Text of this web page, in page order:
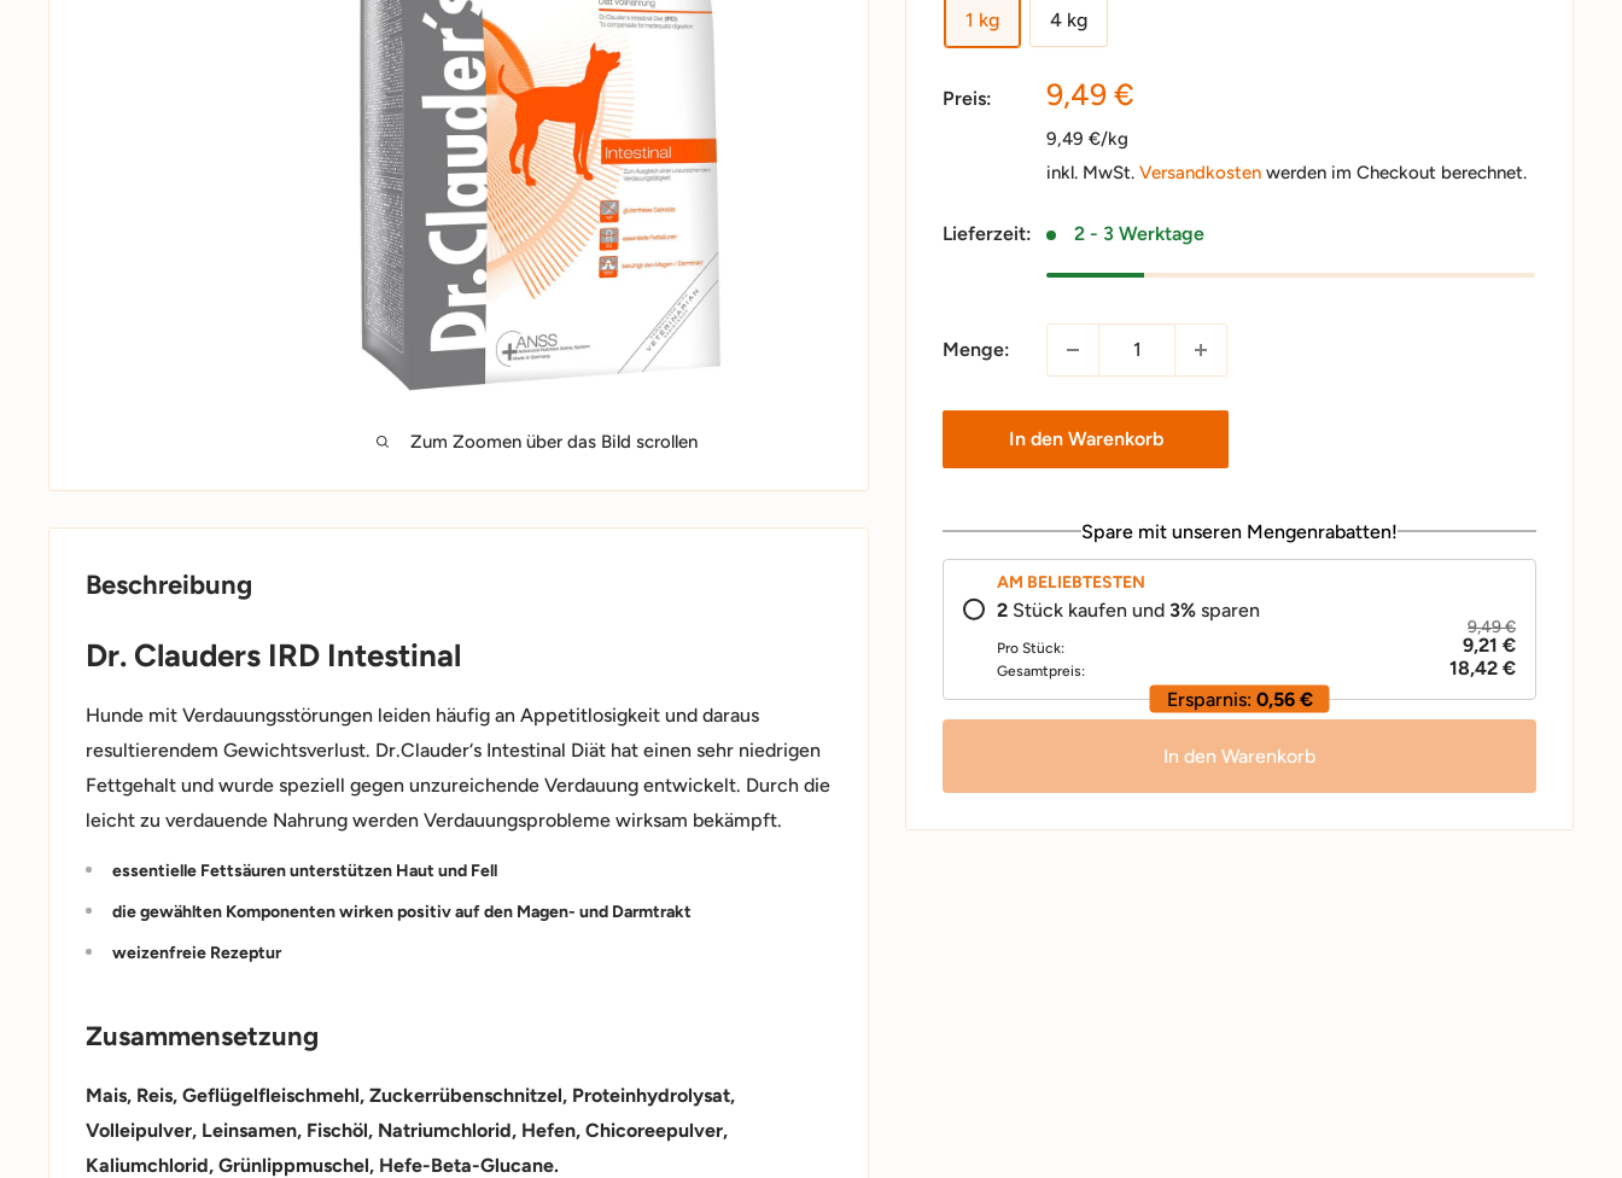
Zum Zoomen über das Bild scrollen
1 kg 4 kg
Preis: Sonderpreis
9,49 €
9,49 €/kg
inkl. MwSt.Versandkosten werden im Checkout berechnet.
Lieferzeit: 2 - 3 Werktage
Menge:
In den Warenkorb
Spare mit unseren Mengenrabatten!
AM BELIEBTESTEN
2 Stück kaufen und 3% sparen
Pro Stück:
9,49 €
9,21 €
Gesamtpreis:
18,42 €
Ersparnis: 0,56 €
In den Warenkorb
Beschreibung
Dr. Clauders IRD Intestinal
Hunde mit Verdauungsstörungen leiden häufig an Appetitlosigkeit und daraus
resultierendem Gewichtsverlust. Dr.Clauder‘s Intestinal Diät hat einen sehr niedrigen
Fettgehalt und wurde speziell gegen unzureichende Verdauung entwickelt. Durch die
leicht zu verdauende Nahrung werden Verdauungsprobleme wirksam bekämpft.
essentielle Fettsäuren unterstützen Haut und Fell
die gewählten Komponenten wirken positiv auf den Magen- und Darmtrakt
weizenfreie Rezeptur
Zusammensetzung
Mais, Reis, Geflügelfleischmehl, Zuckerrübenschnitzel, Proteinhydrolysat,
Volleipulver, Leinsamen, Fischöl, Natriumchlorid, Hefen, Chicoreepulver,
Kaliumchlorid, Grünlippmuschel, Hefe-Beta-Glucane.